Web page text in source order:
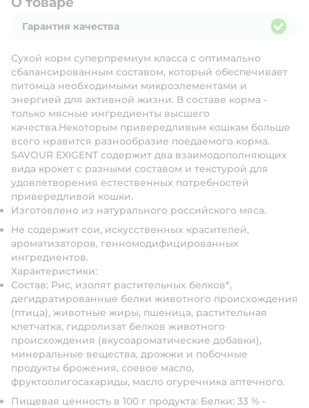
Гарантия качества
Сухой корм суперпремиум класса с оптимально
сбалансированным составом, который обеспечивает
питомца необходимыми микроэлементами и
энергией для активной жизни. В составе корма -
только мясные ингредиенты высшего
качества.Некоторым привередливым кошкам больше
всего нравится разнообразие поедаемого корма.
SAVOUR EXIGENT содержит два взаимодополняющих
вида крокет с разными составом и текстурой для
удовлетворения естественных потребностей
привередливой кошки.
Изготовлено из натурального российского мяса.
Не содержит сои, искусственных красителей,
ароматизаторов, генномодифицированных
ингредиентов.
Характеристики:
Состав: Рис, изолят растительных белков*,
дегидратированные белки животного происхождения
(птица), животные жиры, пшеница, растительная
клетчатка, гидролизат белков животного
происхождения (вкусоароматические добавки),
минеральные вещества, дрожжи и побочные
продукты брожения, соевое масло,
фруктоолигосахариды, масло огуречника аптечного.
Пищевая ценность в 100 г продукта: Белки: 33 % -